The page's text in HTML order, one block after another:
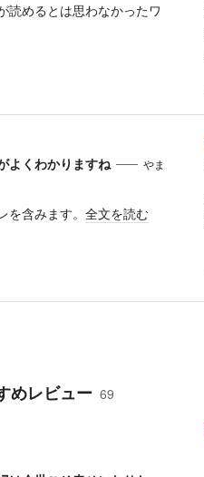
読めるとは思わなかったワ
よくわかりますね
やま
含みます。 全文を読む
めレビュー 69